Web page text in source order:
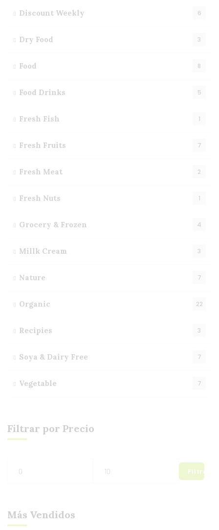
Discount Weekly 6
Dry Food 3
Food 8
Food Drinks 5
Fresh Fish 1
Fresh Fruits 7
Fresh Meat 2
Fresh Nuts 1
Grocery & Frozen 4
Millk Cream 3
Nature 7
Organic 22
Recipies 3
Soya & Dairy Free 7
Vegetable 7
Filtrar por Precio
Filtrar
Más Vendidos